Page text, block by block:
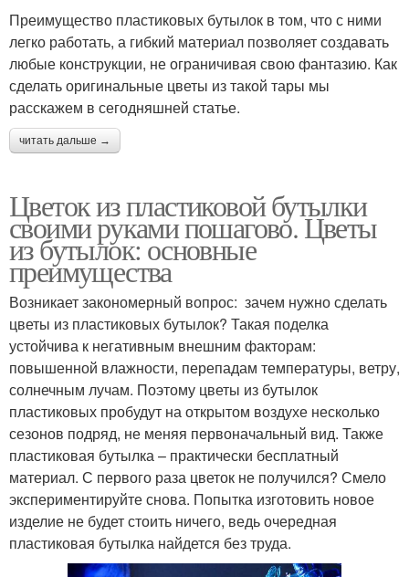
Преимущество пластиковых бутылок в том, что с ними
легко работать, а гибкий материал позволяет создавать
любые конструкции, не ограничивая свою фантазию. Как
сделать оригинальные цветы из такой тары мы
расскажем в сегодняшней статье.
читать дальше →
Цветок из пластиковой бутылки
своими руками пошагово. Цветы
из бутылок: основные
преимущества
Возникает закономерный вопрос: зачем нужно сделать
цветы из пластиковых бутылок? Такая поделка
устойчива к негативным внешним факторам:
повышенной влажности, перепадам температуры, ветру,
солнечным лучам. Поэтому цветы из бутылок
пластиковых пробудут на открытом воздухе несколько
сезонов подряд, не меняя первоначальный вид. Также
пластиковая бутылка – практически бесплатный
материал. С первого раза цветок не получился? Смело
экспериментируйте снова. Попытка изготовить новое
изделие не будет стоить ничего, ведь очередная
пластиковая бутылка найдется без труда.